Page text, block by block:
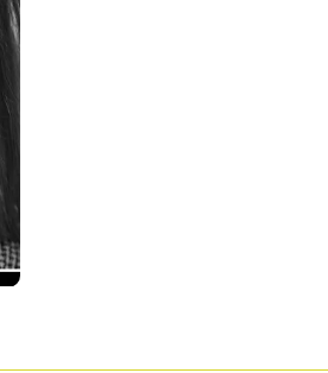
enregistrer vos
vous ou créez